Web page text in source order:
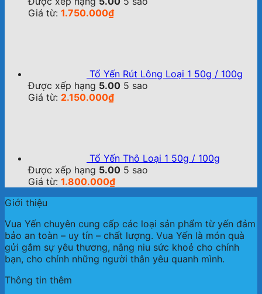
Giá từ: 1.750.000₫
Tổ Yến Rút Lông Loại 1 50g / 100g
Được xếp hạng 5.00 5 sao
Giá từ: 2.150.000₫
Tổ Yến Thô Loại 1 50g / 100g
Được xếp hạng 5.00 5 sao
Giá từ: 1.800.000₫
Giới thiệu
Vua Yến chuyên cung cấp các loại sản phẩm từ yến đảm
bảo an toàn – uy tín – chất lượng. Vua Yến là món quà
gửi gắm sự yêu thương, nâng niu sức khoẻ cho chính
bạn, cho chính những người thân yêu quanh mình.
Thông tin thêm